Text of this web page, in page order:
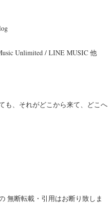
Unlimited / LINE MUSIC 他
も、それがどこから来て、どこへ
無断転載・引用はお断り致しま